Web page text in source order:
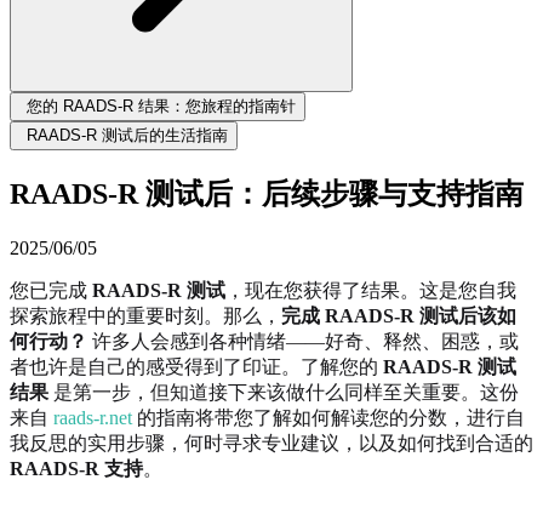
您的 RAADS-R 结果：您旅程的指南针
RAADS-R 测试后的生活指南
RAADS-R 测试后：后续步骤与支持指南
2025/06/05
您已完成 RAADS-R 测试 ，现在您获得了结果。这是您自我
探索旅程中的重要时刻。那么， 完成 RAADS-R 测试后该如
何行动？ 许多人会感到各种情绪——好奇、释然、困惑，或
者也许是自己的感受得到了印证。了解您的 RAADS-R 测试
结果 是第一步，但知道接下来该做什么同样至关重要。这份
来自 raads-r.net 的指南将带您了解如何解读您的分数，进行自
我反思的实用步骤，何时寻求专业建议，以及如何找到合适的
RAADS-R 支持。